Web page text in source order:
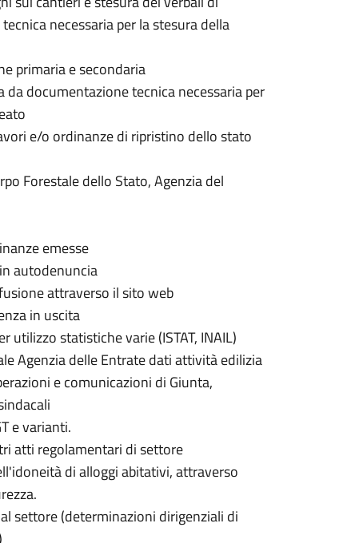
necessaria per la stesura della
primaria e secondaria
documentazione tecnica necessaria per
e/o ordinanze di ripristino dello stato
Forestale dello Stato, Agenzia del
emesse
autodenuncia
attraverso il sito web
in uscita
statistiche varie (ISTAT, INAIL)
Agenzia delle Entrate dati attività edilizia
e comunicazioni di Giunta,
e varianti.
atti regolamentari di settore
di alloggi abitativi, attraverso
settore (determinazioni dirigenziali di